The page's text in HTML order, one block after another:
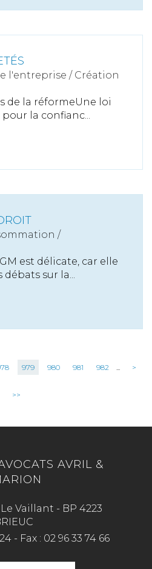
l'entreprise / Création
de la réformeUne loi
la confianc...
/
est délicate, car elle
débats sur la...
979 980 981 982 ... >
>>
AVRIL &
Vaillant - BP 4223
- Fax : 02 96 33 74 66